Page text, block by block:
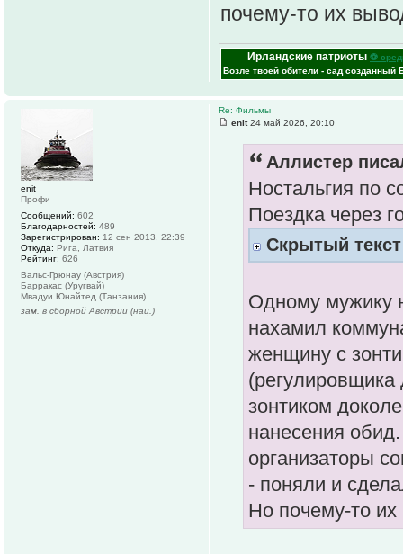
почему-то их
Ирландские патриоты ⚽
Возле твоей обители - сад созданный
Re: Фильмы
enit24 май 2026, 20:10
Аллистер
Ностальгия по
Поездка через
Скрытый текст
Одному мужику
нахамил
женщину с
зонтиком
нанесения
организаторы
- поняли и
Но почему-то
enit
Профи
Сообщений: 602
Благодарностей: 489
Зарегистрирован: 12 сен 2013, 22:39
Откуда: Рига, Латвия
Рейтинг: 626
Вальс-Грюнау (Австрия)
Барракас (Уругвай)
Мвадуи Юнайтед (Танзания)
зам. в сборной Австрии (нац.)